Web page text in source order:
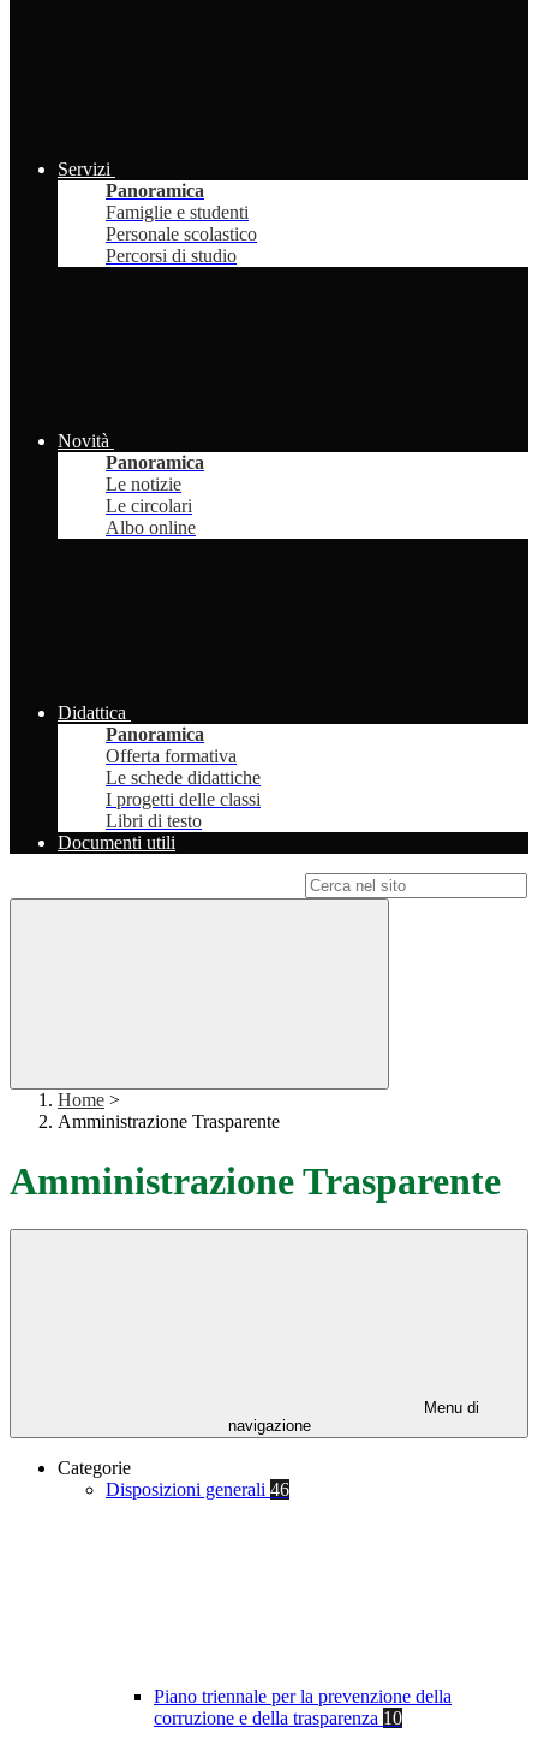
Servizi
Panoramica
Famiglie e studenti
Personale scolastico
Percorsi di studio
Novità
Panoramica
Le notizie
Le circolari
Albo online
Didattica
Panoramica
Offerta formativa
Le schede didattiche
I progetti delle classi
Libri di testo
Documenti utili
Home >
Amministrazione Trasparente
Amministrazione Trasparente
Menu di
navigazione
Categorie
Disposizioni generali 46
Piano triennale per la prevenzione della
corruzione e della trasparenza 10